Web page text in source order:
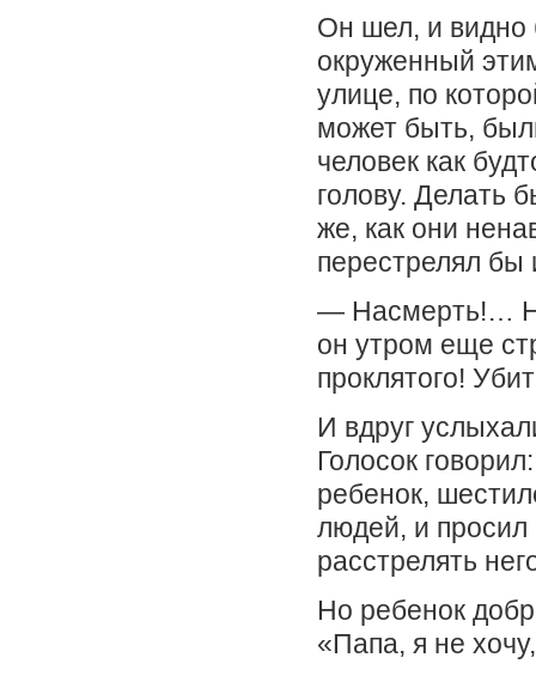
Он шел, и видно
окруженный
улице, по
может быть,
человек как
голову. Делать
же, как они
перестрелял бы
— Насмерть!…
он утром еще
проклятого!
И вдруг
Голосок
ребенок,
людей, и просил
расстрелять
Но ребенок
«Папа, я не